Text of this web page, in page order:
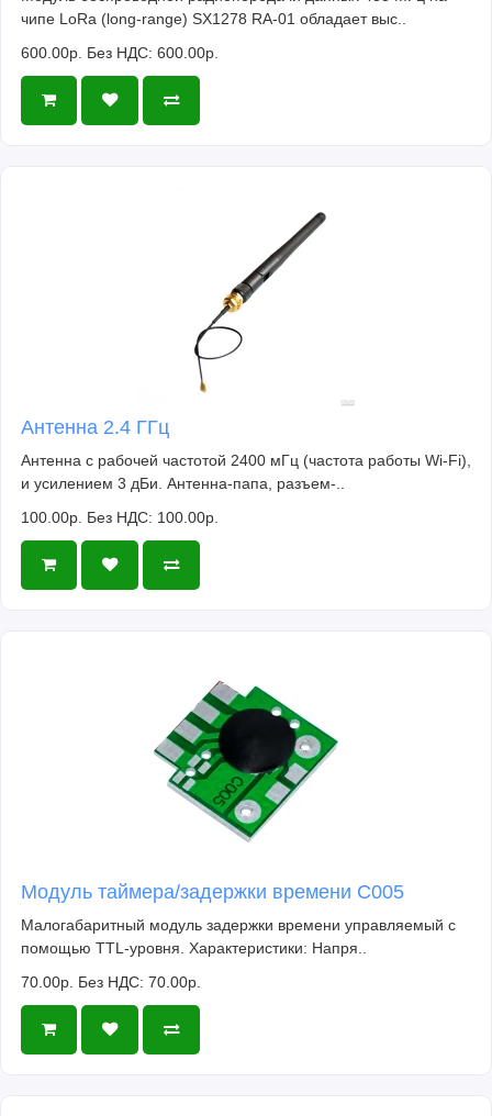
чипе LoRa (long-range) SX1278 RA-01 обладает выс..
600.00р. Без НДС: 600.00р.
Антенна 2.4 ГГц
Антенна с рабочей частотой 2400 мГц (частота работы Wi-Fi),
и усилением 3 дБи. Антенна-папа, разъем-..
100.00р. Без НДС: 100.00р.
Модуль таймера/задержки времени C005
Малогабаритный модуль задержки времени управляемый с
помощью TTL-уровня. Характеристики: Напря..
70.00р. Без НДС: 70.00р.